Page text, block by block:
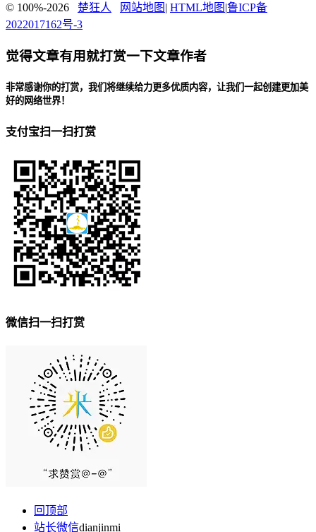
© 100%-2026 楚狂人 网站地图 | HTML地图 |鲁ICP备
2022017162号-3
觉得文章有用就打赏一下文章作者
非常感谢你的打赏，我们将继续给力更多优质内容，让我们一起创建更加美
好的网络世界！
支付宝扫一扫打赏
微信扫一扫打赏
回顶部
站长微信dianjinmi